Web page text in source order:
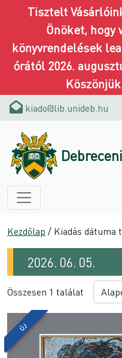
Tisztelt
Önöket, hogy
könyvrendelések
órától 2026.
kiado@lib.unideb.hu
Kezdőlap / Kiadás dátuma
2026. 06. 05.
Összesen 1 találat
ÚJ